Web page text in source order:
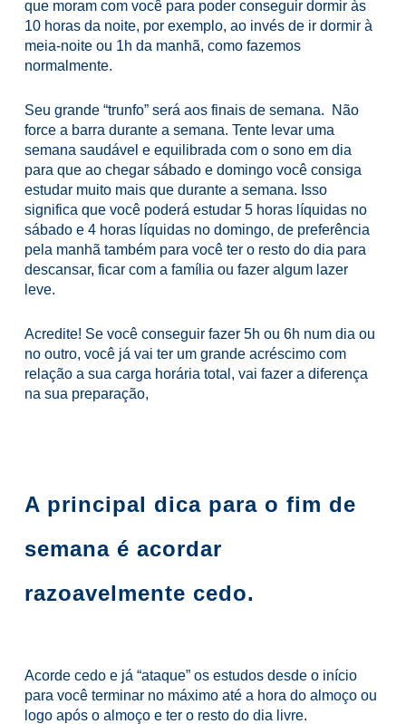
que moram com você para poder conseguir dormir às
10 horas da noite, por exemplo, ao invés de ir dormir à
meia-noite ou 1h da manhã, como fazemos
normalmente.
Seu grande “trunfo” será aos finais de semana. Não
force a barra durante a semana. Tente levar uma
semana saudável e equilibrada com o sono em dia
para que ao chegar sábado e domingo você consiga
estudar muito mais que durante a semana. Isso
significa que você poderá estudar 5 horas líquidas no
sábado e 4 horas líquidas no domingo, de preferência
pela manhã também para você ter o resto do dia para
descansar, ficar com a família ou fazer algum lazer
leve.
Acredite! Se você conseguir fazer 5h ou 6h num dia ou
no outro, você já vai ter um grande acréscimo com
relação a sua carga horária total, vai fazer a diferença
na sua preparação,
A principal dica para o fim de
semana é acordar
razoavelmente cedo.
Acorde cedo e já “ataque” os estudos desde o início
para você terminar no máximo até a hora do almoço ou
logo após o almoço e ter o resto do dia livre.